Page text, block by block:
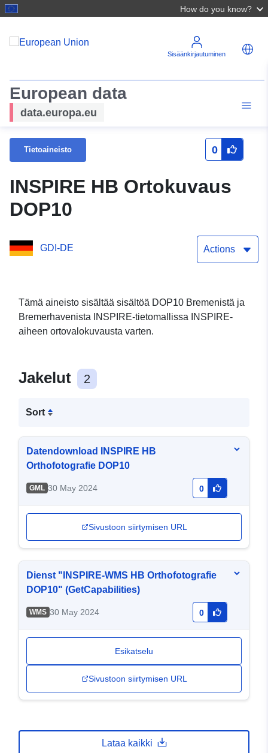
How do you know?
Sisäänkirjautuminen
European data
data.europa.eu
Tietoaineisto 0
INSPIRE HB Ortokuvaus
DOP10
GDI-DE Actions
Tämä aineisto sisältää sisältöä DOP10 Bremenistä ja
Bremerhavenista INSPIRE-tietomallissa INSPIRE-
aiheen ortovalokuvausta varten.
Jakelut 2
Sort
Datendownload INSPIRE HB
Orthofotografie DOP10
GML 30 May 2024 0
Sivustoon siirtymisen URL
Dienst "INSPIRE-WMS HB Orthofotografie
DOP10" (GetCapabilities)
WMS 30 May 2024 0
Esikatselu
Sivustoon siirtymisen URL
Lataa kaikki